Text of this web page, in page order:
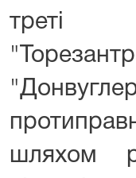
треті
шляхом